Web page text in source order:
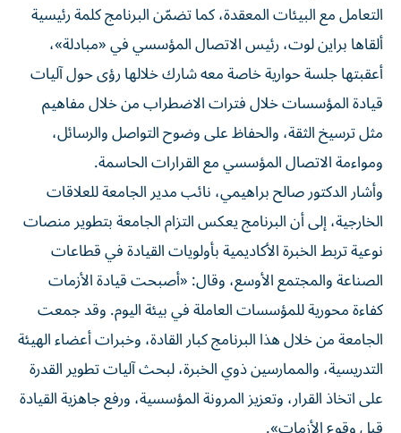
التعامل مع البيئات المعقدة، كما تضمّن البرنامج كلمة رئيسية
ألقاها براين لوت، رئيس الاتصال المؤسسي في «مبادلة»،
أعقبتها جلسة حوارية خاصة معه شارك خلالها رؤى حول آليات
قيادة المؤسسات خلال فترات الاضطراب من خلال مفاهيم
مثل ترسيخ الثقة، والحفاظ على وضوح التواصل والرسائل،
ومواءمة الاتصال المؤسسي مع القرارات الحاسمة.
وأشار الدكتور صالح براهيمي، نائب مدير الجامعة للعلاقات
الخارجية، إلى أن البرنامج يعكس التزام الجامعة بتطوير منصات
نوعية تربط الخبرة الأكاديمية بأولويات القيادة في قطاعات
الصناعة والمجتمع الأوسع، وقال: «أصبحت قيادة الأزمات
كفاءة محورية للمؤسسات العاملة في بيئة اليوم. وقد جمعت
الجامعة من خلال هذا البرنامج كبار القادة، وخبرات أعضاء الهيئة
التدريسية، والممارسين ذوي الخبرة، لبحث آليات تطوير القدرة
على اتخاذ القرار، وتعزيز المرونة المؤسسية، ورفع جاهزية القيادة